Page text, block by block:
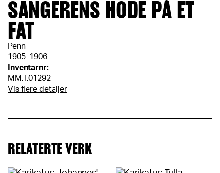
SANGERENS HODE PÅ ET
FAT
Penn
1905–1906
Inventarnr:
MM.T.01292
Vis flere detaljer
RELATERTE VERK